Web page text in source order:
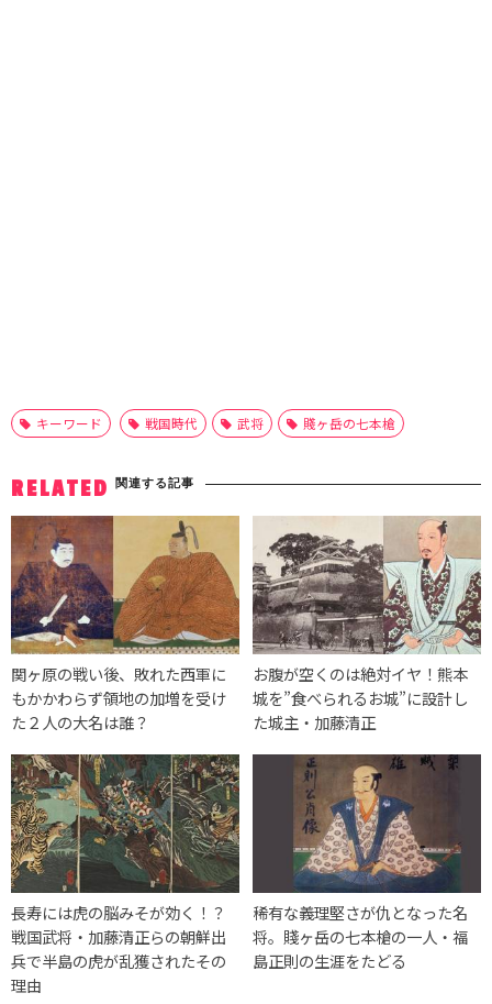
キーワード 戦国時代 武将 賤ヶ岳の七本槍
RELATED 関連する記事
関ヶ原の戦い後、敗れた西軍に
もかかわらず領地の加増を受け
た２人の大名は誰？
お腹が空くのは絶対イヤ！熊本
城を”食べられるお城”に設計し
た城主・加藤清正
長寿には虎の脳みそが効く！？
戦国武将・加藤清正らの朝鮮出
兵で半島の虎が乱獲されたその
理由
稀有な義理堅さが仇となった名
将。賤ヶ岳の七本槍の一人・福
島正則の生涯をたどる